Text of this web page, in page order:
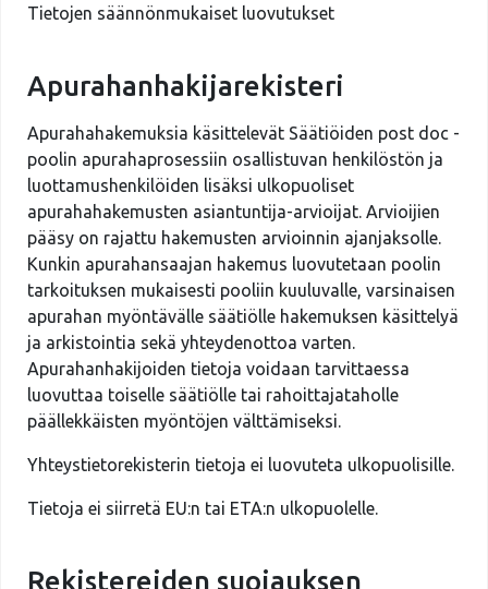
Tietojen säännönmukaiset luovutukset
Apurahanhakijarekisteri
Apurahahakemuksia käsittelevät Säätiöiden post doc -
poolin apurahaprosessiin osallistuvan henkilöstön ja
luottamushenkilöiden lisäksi ulkopuoliset
apurahahakemusten asiantuntija-arvioijat. Arvioijien
pääsy on rajattu hakemusten arvioinnin ajanjaksolle.
Kunkin apurahansaajan hakemus luovutetaan poolin
tarkoituksen mukaisesti pooliin kuuluvalle, varsinaisen
apurahan myöntävälle säätiölle hakemuksen käsittelyä
ja arkistointia sekä yhteydenottoa varten.
Apurahanhakijoiden tietoja voidaan tarvittaessa
luovuttaa toiselle säätiölle tai rahoittajataholle
päällekkäisten myöntöjen välttämiseksi.
Yhteystietorekisterin tietoja ei luovuteta ulkopuolisille.
Tietoja ei siirretä EU:n tai ETA:n ulkopuolelle.
Rekistereiden suojauksen